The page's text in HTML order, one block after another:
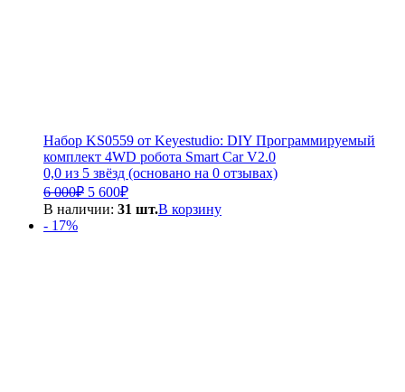
Набор KS0559 от Keyestudio: DIY Программируемый
комплект 4WD робота Smart Car V2.0
0,0 из 5 звёзд (основано на 0 отзывах)
6 000₽ Первоначальная
цена
5 600₽Текущая
цена:
В наличии: 31 шт.В корзину
- 17%